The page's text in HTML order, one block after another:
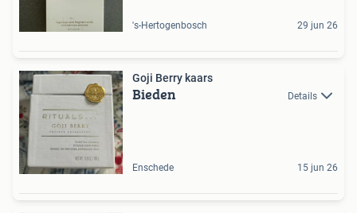
's-Hertogenbosch 29 jun 26
Goji Berry kaars
Bieden Details
Enschede 15 jun 26